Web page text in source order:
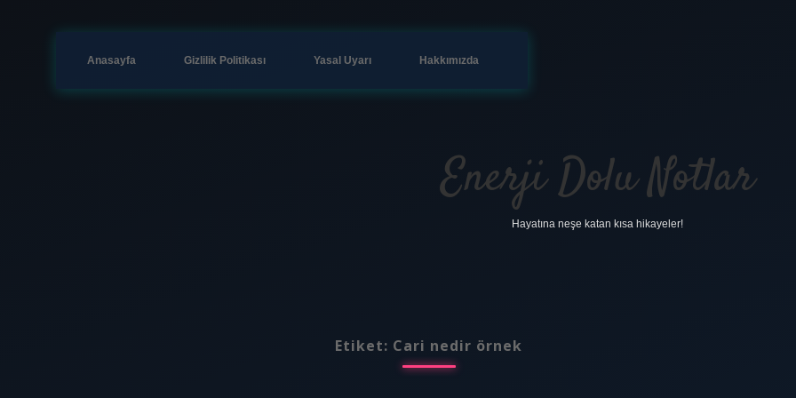
Anasayfa Gizlilik Politikası Yasal Uyarı Hakkımızda
Enerji Dolu Notlar
Hayatına neşe katan kısa hikayeler!
Etiket: Cari nedir örnek